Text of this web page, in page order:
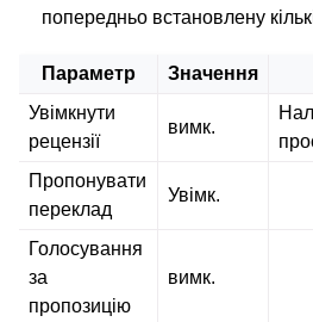
попередньо встановлену
Параметр Значення
Увімкнути
рецензії
вимк.
Пропонувати
переклад
Увімк.
Голосування
за
пропозицію
вимк.